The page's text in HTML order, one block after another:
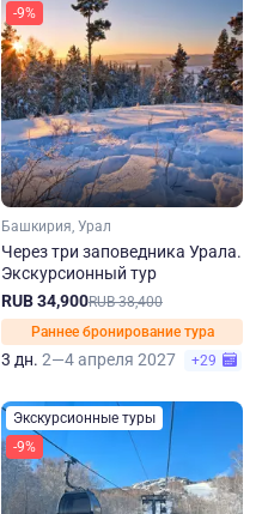
-9%
Башкирия, Урал
Через три заповедника Урала.
Экскурсионный тур
RUB 34,900RUB 38,400
Раннее бронирование тура
3 дн. 2—4 апреля 2027 +29
Экскурсионные туры
-9%